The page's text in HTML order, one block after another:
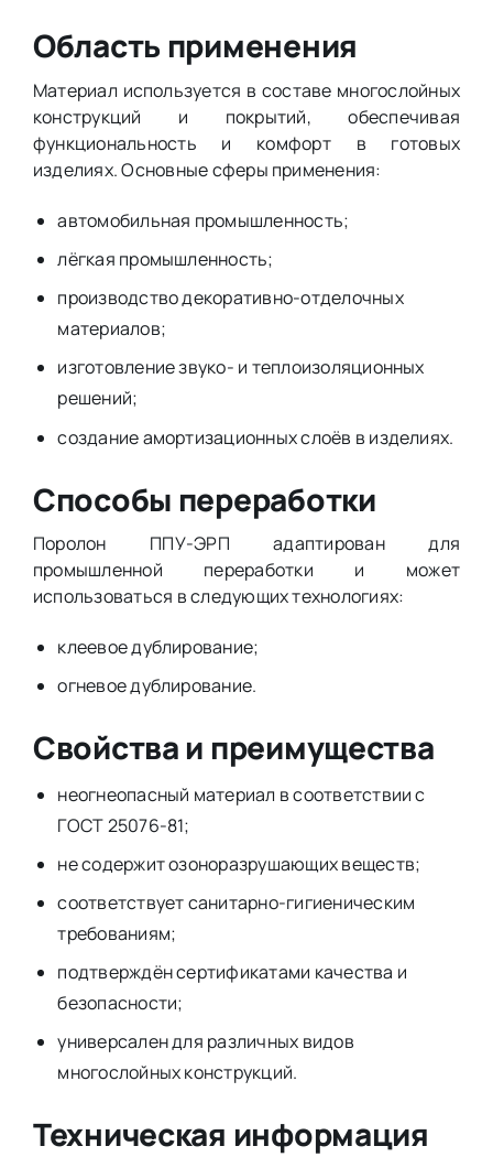
Область применения
Материал используется в составе многослойных
конструкций и покрытий, обеспечивая
функциональность и комфорт в готовых
изделиях. Основные сферы применения:
автомобильная промышленность;
лёгкая промышленность;
производство декоративно-отделочных
материалов;
изготовление звуко- и теплоизоляционных
решений;
создание амортизационных слоёв в изделиях.
Способы переработки
Поролон ППУ-ЭРП адаптирован для
промышленной переработки и может
использоваться в следующих технологиях:
клеевое дублирование;
огневое дублирование.
Свойства и преимущества
неогнеопасный материал в соответствии с
ГОСТ 25076-81;
не содержит озоноразрушающих веществ;
соответствует санитарно-гигиеническим
требованиям;
подтверждён сертификатами качества и
безопасности;
универсален для различных видов
многослойных конструкций.
Техническая информация